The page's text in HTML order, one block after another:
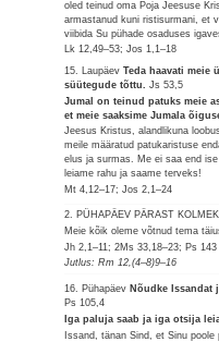
oled teinud oma Poja Jeesuse
armastanud kuni ristisurmani, et
viibida Su pühade osaduses
Lk 12,49–53; Jos 1,1–18
15. LaupäevTeda haavati meie
süütegude tõttu.Js 53,5
Jumal on teinud patuks meie
et meie saaksime Jumala
Jeesus Kristus, alandlikuna
meile määratud patukaristuse
elus ja surmas. Me ei saa end
leiame rahu ja saame terveks!
Mt 4,12–17; Jos 2,1–24
2. PÜHAPÄEV PÄRAST
Meie kõik oleme võtnud tema
Jh 2,1–11; 2Ms 33,18–23; Ps 143
Jutlus: Rm 12,(4–8)9–16
16. Pühapäev Nõudke Issandat
Ps 105,4
Iga paluja saab ja iga otsija
Issand, tänan Sind, et Sinu